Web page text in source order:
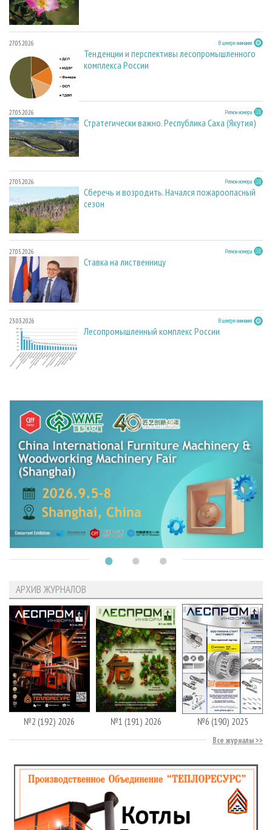
27.05.2026 В центре внимания
Тенденции и перспективы лесопромышленного
комплекса России
27.05.2026 Регион номера
Стратегически важно. Республика Саха (Якутия)
27.05.2026 Регион номера
Сберечь и возродить. Начался пожароопасный
сезон
27.05.2026 Регион номера
Ставка на лиственницу
23.03.2026 В центре внимания
Лесопромышленный комплекс России
АРХИВ ЖУРНАЛОВ
№2 (192) 2026 №1 (191) 2026 №6 (190) 2025
Все журналы